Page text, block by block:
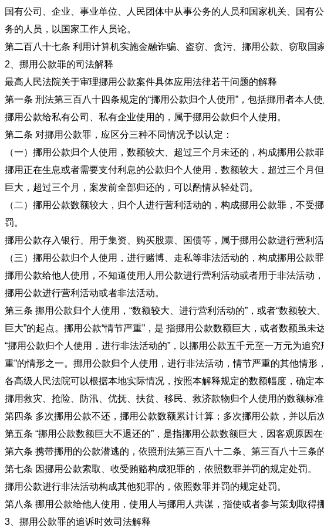
国有公司、企业、事业单位、人民团体中从事公务的人员和国家机关、国
务的人员，以国家工作人员论。
第二百八十七条 利用计算机实施金融诈骗、盗窃、贪污、挪用公款、窃取国
2、挪用公款罪的司法解释
最高人民法院关于审理挪用公款案件具体应用法律若干问
第一条 刑法第三百八十四条规定的“挪用公款归个人使用”，包括挪用者本人使
挪用公款给私有公司、私有企业使用的，属于挪用公款归个人使用。
第二条 对挪用公款罪，应区分三种不同情况予以认定：
（一）挪用公款归个人使用，数额较大、超过三个月未还的，构成挪用公款罪
挪用正在生息或者需要支付利息的公款归个人使用，数额较大，超过三个月
巨大，超过三个月，案发前全部归还的，可以酌情从轻处罚。
（二）挪用公款数额较大，归个人进行营利活动的，构成挪用公款罪，不
罚。
挪用公款存入银行、用于集资、购买股票、国债等，属于挪用公款进行营利
（三）挪用公款归个人使用，进行赌博、走私等非法活动的，构成挪用公款
挪用公款给他人使用，不知道使用人用公款进行营利活动或者用于非法活动
挪用公款进行营利活动或者非法活动。
第三条 挪用公款归个人使用，“数额较大、进行营利活动的”，或者“数额较
巨大”的起点。挪用公款“情节严重”，是 指挪用公款数额巨大，或者数额虽
“挪用公款归个人使用，进行非法活动的”，以挪用公款五千元至一万元为追
重”的情形之一。挪用公款归个人使用，进行非法活动，情节严重的其他情形
各高级人民法院可以根据本地实际情况，按照本解释规定的数额幅度，确定
挪用救灾、抢险、防汛、优抚、扶贫、移民、救济款物归个人使用的数额标
第四条 多次挪用公款不还，挪用公款数额累计计算；多次挪用公
第五条 “挪用公款数额巨大不退还的”，是指挪用公款数额巨大，因客观原因
第六条 携带挪用的公款潜逃的，依照刑法第三百八十二条、第三百八十三条
第七条 因挪用公款索取、收受贿赂构成犯罪的，依照数罪并罚的规定处罚。
挪用公款进行非法活动构成其他犯罪的，依照数罪并罚的规定处罚。
第八条 挪用公款给他人使用，使用人与挪用人共谋，指使或者参与策划取得
3、挪用公款罪的追诉时效司法解释